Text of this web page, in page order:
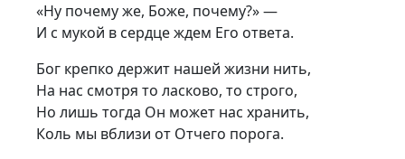
«Ну почему же, Боже, почему?» —
И с мукой в сердце ждем Его ответа.
Бог крепко держит нашей жизни нить,
На нас смотря то ласково, то строго,
Но лишь тогда Он может нас хранить,
Коль мы вблизи от Отчего порога.